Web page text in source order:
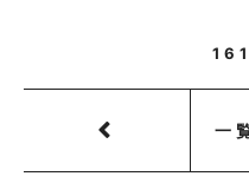
一